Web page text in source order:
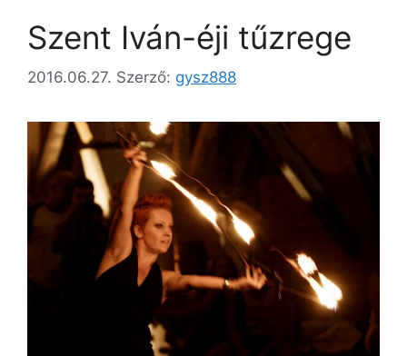
Szent Iván-éji tűzrege
2016.06.27. Szerző: gysz888